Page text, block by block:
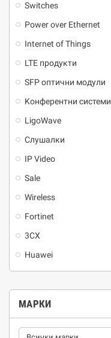
Switches
Power over Ethernet
Internet of Things
LTE продукти
SFP оптични модули
Kонферентни системи
LigoWave
Слушалки
IP Video
Sale
Wireless
Fortinet
3CX
Huawei
МАРКИ